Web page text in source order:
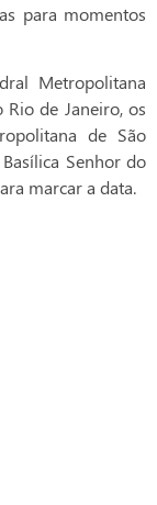
para momentos
Metropolitana
Rio de Janeiro, os
de São
Senhor do
marcar a data.